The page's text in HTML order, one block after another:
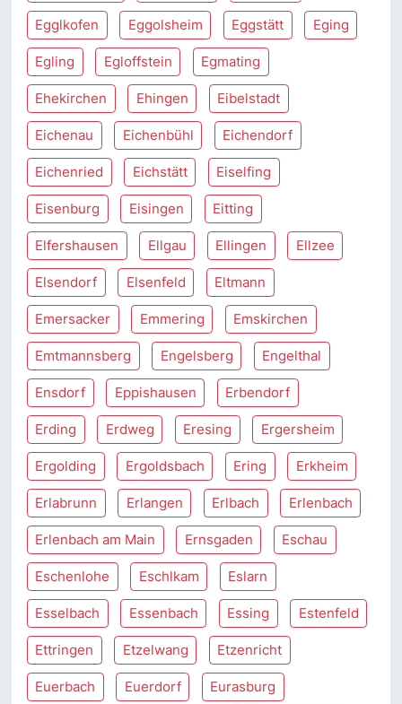
Egglkofen Eggolsheim Eggstätt Eging
Egling Egloffstein Egmating
Ehekirchen Ehingen Eibelstadt
Eichenau Eichenbühl Eichendorf
Eichenried Eichstätt Eiselfing
Eisenburg Eisingen Eitting
Elfershausen Ellgau Ellingen Ellzee
Elsendorf Elsenfeld Eltmann
Emersacker Emmering Emskirchen
Emtmannsberg Engelsberg Engelthal
Ensdorf Eppishausen Erbendorf
Erding Erdweg Eresing Ergersheim
Ergolding Ergoldsbach Ering Erkheim
Erlabrunn Erlangen Erlbach Erlenbach
Erlenbach am Main Ernsgaden Eschau
Eschenlohe Eschlkam Eslarn
Esselbach Essenbach Essing Estenfeld
Ettringen Etzelwang Etzenricht
Euerbach Euerdorf Eurasburg